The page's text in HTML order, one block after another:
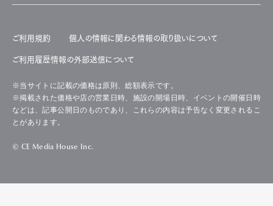
ご利用規約 個人の情報に関わる情報の取り扱いについて
ご利用履歴情報の外部送信について
※当サイトに記載の価格は原則、総額表示です。
※掲載された価格や店の営業日時、施設の開場日時、イベントの開催日時
などは、記事公開日のものであり、これらの内容は予告なく変更されるこ
とがあります。
© CE Media House Inc.